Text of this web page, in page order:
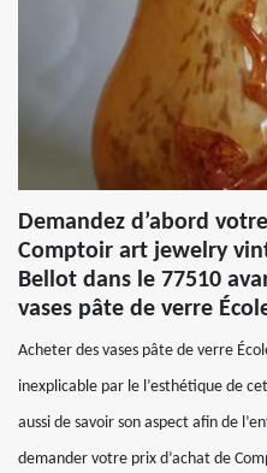
Demandez d’abord
Comptoir art jewelry
Bellot dans le 77510
vases pâte de verre
Acheter des vases pâte de verre
inexplicable par le l’esthétique de
aussi de savoir son aspect afin de
demander votre prix d’achat de